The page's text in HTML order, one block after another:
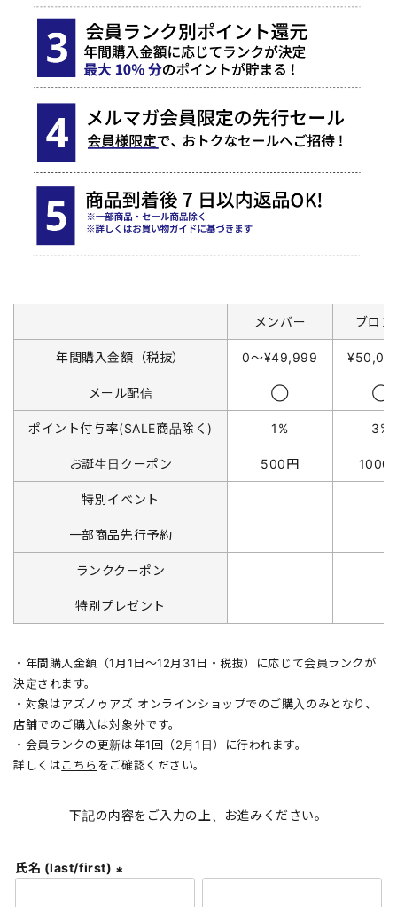
メンバー ブロン
年間購入金額（税抜） 0〜¥49,999
メール配信 ◯ ◯
ポイント付与率(SALE商品除く) 1% 3%
お誕生日クーポン 500円 1000
特別イベント
一部商品先行予約
ランククーポン
特別プレゼント
・年間購入金額（1月1日〜12月31日・税抜）に応じて会員ランクが
決定されます。
・対象はアズノゥアズ オンラインショップでのご購入のみとなり、
店舗でのご購入は対象外です。
・会員ランクの更新は年1回（2月1日）に行われます。
詳しくはこちら をご確認ください。
下記の内容をご入力の上、お進みください。
氏名 (last/first)